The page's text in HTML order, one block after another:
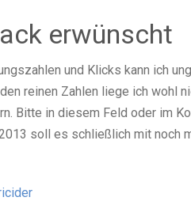
erwünscht
und Klicks kann ich
reinen Zahlen liege ich wohl
Bitte in diesem Feld oder im
soll es schließlich mit noch